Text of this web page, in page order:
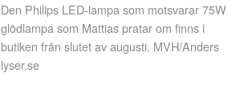
Den Philips LED-lampa som motsvarar 75W
glödlampa som Mattias pratar om finns i
butiken från slutet av augusti. MVH/Anders
lyser.se